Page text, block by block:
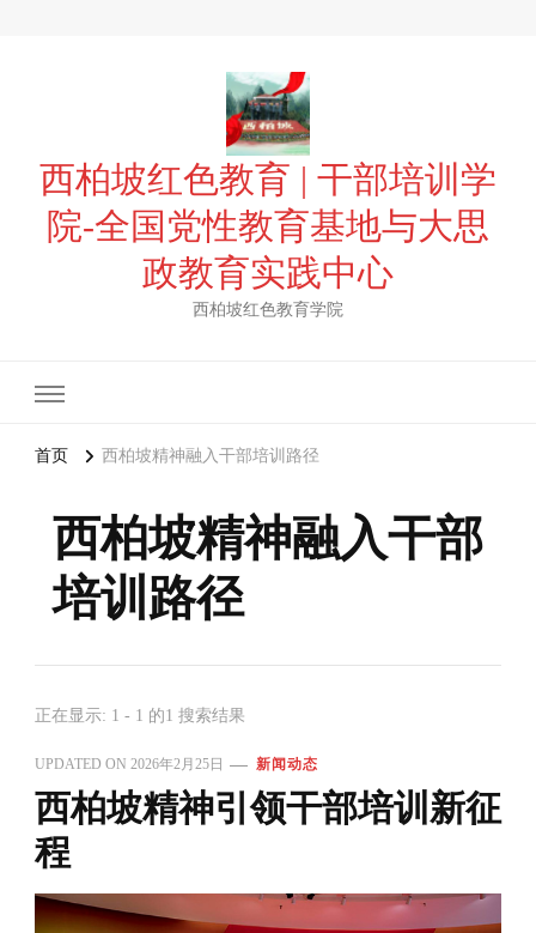
西柏坡红色教育 | 干部培训学
院-全国党性教育基地与大思
政教育实践中心
西柏坡红色教育学院
首页 西柏坡精神融入干部培训路径
西柏坡精神融入干部
培训路径
正在显示: 1 - 1 的1 搜索结果
UPDATED ON 2026年2月25日 新闻动态
西柏坡精神引领干部培训新征
程